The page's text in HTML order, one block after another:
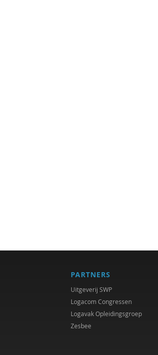
PARTNERS
Uitgeverij SWP
Logacom Congressen
Logavak Opleidingsgroep
Zesbee